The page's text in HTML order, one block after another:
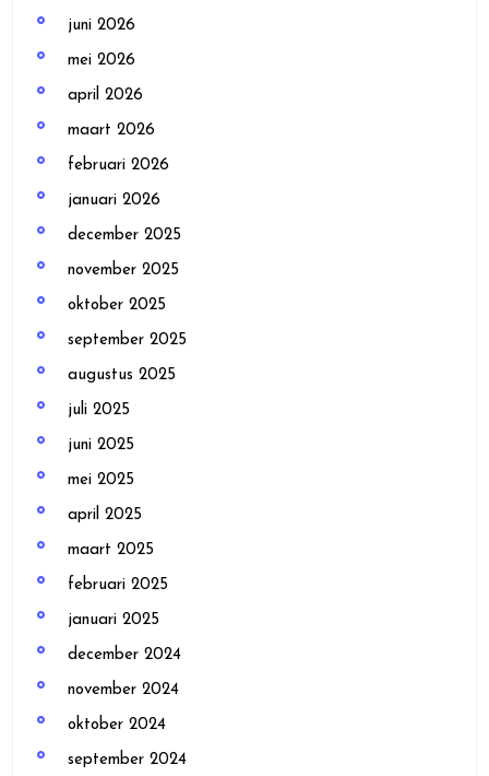
juni 2026
mei 2026
april 2026
maart 2026
februari 2026
januari 2026
december 2025
november 2025
oktober 2025
september 2025
augustus 2025
juli 2025
juni 2025
mei 2025
april 2025
maart 2025
februari 2025
januari 2025
december 2024
november 2024
oktober 2024
september 2024